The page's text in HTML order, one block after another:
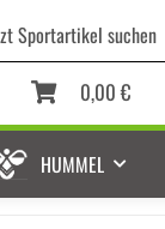
0,00 €
HUMMEL